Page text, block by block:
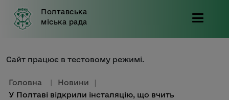
Полтавська
міська рада
Сайт працює в тестовому режимі.
Головна | Новини |
У Полтаві відкрили інсталяцію, що вчить